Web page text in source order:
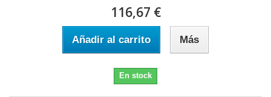
116,67 €
Añadir al carrito Más
En stock